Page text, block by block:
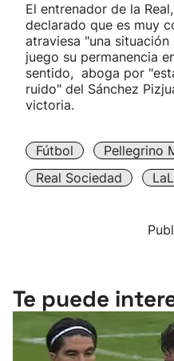
El entrenador de la
declarado que es muy
atraviesa "una
juego su permanencia
sentido, aboga por
ruido" del Sánchez
victoria.
Fútbol
Pellegrino
Real Sociedad
Te puede